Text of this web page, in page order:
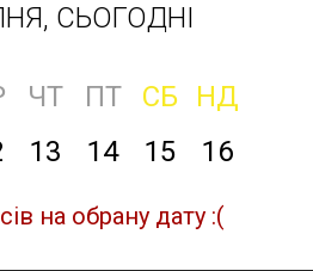
СЬОГОДНІ
ЧТ ПТ СБ
НД
13 14 15 16
на обрану дату :(